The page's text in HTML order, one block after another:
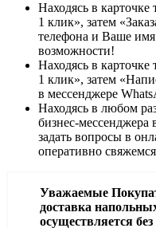
Находясь в карточке
1 клик», затем
телефона и Ваше
возможности!
Находясь в карточке
1 клик», затем
в месcенджере
Находясь в любом
бизнес-
задать вопросы в
оперативно
Уважаемые
доставка
осуществляется